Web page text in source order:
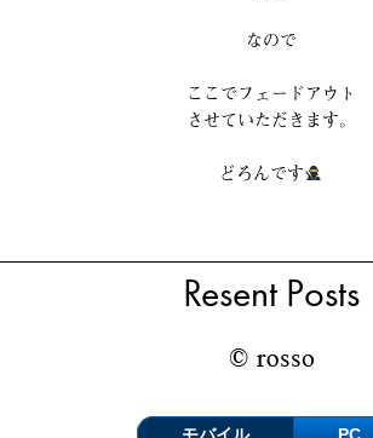
なので
ここでフェードアウト
させていただきます。
どろんです
Resent Posts
モバイル PC